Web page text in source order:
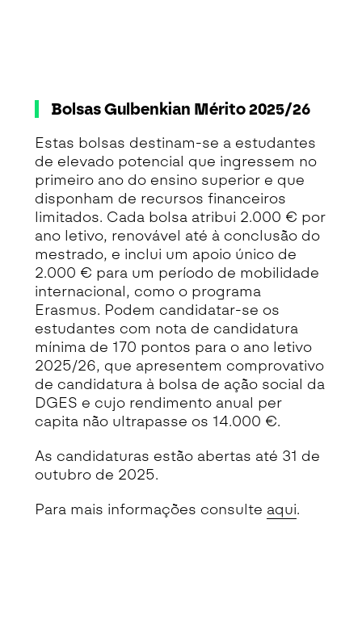
Bolsas Gulbenkian Mérito 2025/26
Estas bolsas destinam-se a estudantes
de elevado potencial que ingressem no
primeiro ano do ensino superior e que
disponham de recursos financeiros
limitados. Cada bolsa atribui 2.000 € por
ano letivo, renovável até à conclusão do
mestrado, e inclui um apoio único de
2.000 € para um período de mobilidade
internacional, como o programa
Erasmus. Podem candidatar-se os
estudantes com nota de candidatura
mínima de 170 pontos para o ano letivo
2025/26, que apresentem comprovativo
de candidatura à bolsa de ação social da
DGES e cujo rendimento anual per
capita não ultrapasse os 14.000 €.
As candidaturas estão abertas até 31 de
outubro de 2025.
Para mais informações consulte aqui.